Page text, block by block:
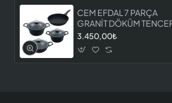
CEM EFDAL 7 PARÇA
GRANİT DÖKÜM
SETİ
3.450,00₺